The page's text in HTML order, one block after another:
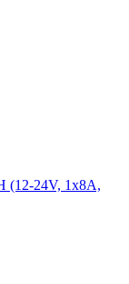
(12-24V, 1x8A,